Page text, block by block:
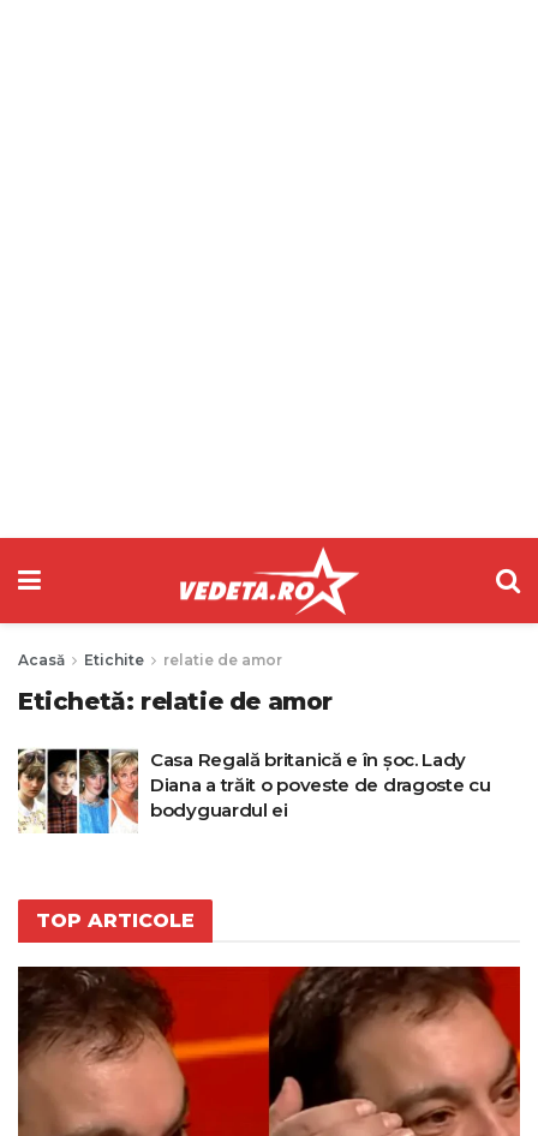
Acasă Etichite relatie de amor
Etichetă: relatie de amor
Casa Regală britanică e în șoc. Lady
Diana a trăit o poveste de dragoste cu
bodyguardul ei
TOP ARTICOLE